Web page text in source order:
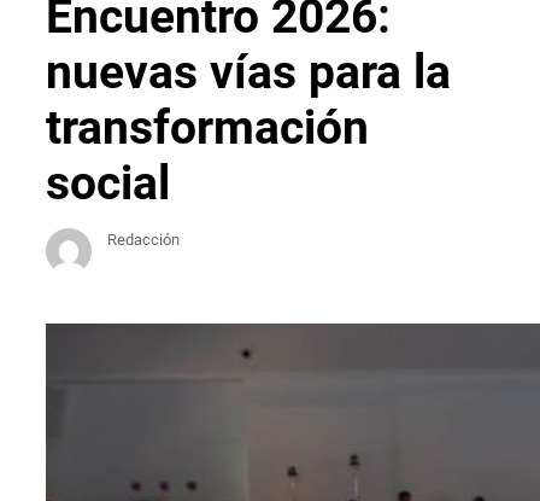
Encuentro 2026:
nuevas vías para la
transformación
social
Redacción